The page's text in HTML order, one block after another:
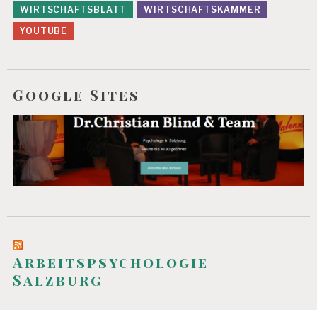
D
H
EI
S
R
WIRTSCHAFTSBLATT
WIRTSCHAFTSKAMMER
YOUTUBE
Google Sites
Arbeitspsychologie
Salzburg